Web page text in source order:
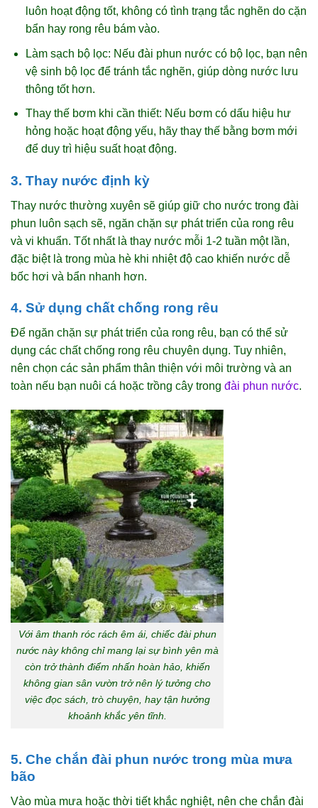
luôn hoạt động tốt, không có tình trạng tắc nghẽn do cặn
bẩn hay rong rêu bám vào.
Làm sạch bộ lọc: Nếu đài phun nước có bộ lọc, bạn nên
vệ sinh bộ lọc để tránh tắc nghẽn, giúp dòng nước lưu
thông tốt hơn.
Thay thế bơm khi cần thiết: Nếu bơm có dấu hiệu hư
hỏng hoặc hoạt động yếu, hãy thay thế bằng bơm mới
để duy trì hiệu suất hoạt động.
3. Thay nước định kỳ
Thay nước thường xuyên sẽ giúp giữ cho nước trong đài
phun luôn sạch sẽ, ngăn chặn sự phát triển của rong rêu
và vi khuẩn. Tốt nhất là thay nước mỗi 1-2 tuần một lần,
đặc biệt là trong mùa hè khi nhiệt độ cao khiến nước dễ
bốc hơi và bẩn nhanh hơn.
4. Sử dụng chất chống rong rêu
Để ngăn chặn sự phát triển của rong rêu, bạn có thể sử
dụng các chất chống rong rêu chuyên dụng. Tuy nhiên,
nên chọn các sản phẩm thân thiện với môi trường và an
toàn nếu bạn nuôi cá hoặc trồng cây trong đài phun nước.
Với âm thanh róc rách êm ái, chiếc đài phun
nước này không chỉ mang lại sự bình yên mà
còn trở thành điểm nhấn hoàn hảo, khiến
không gian sân vườn trở nên lý tưởng cho
việc đọc sách, trò chuyện, hay tận hưởng
khoảnh khắc yên tĩnh.
5. Che chắn đài phun nước trong mùa mưa
bão
Vào mùa mưa hoặc thời tiết khắc nghiệt, nên che chắn đài